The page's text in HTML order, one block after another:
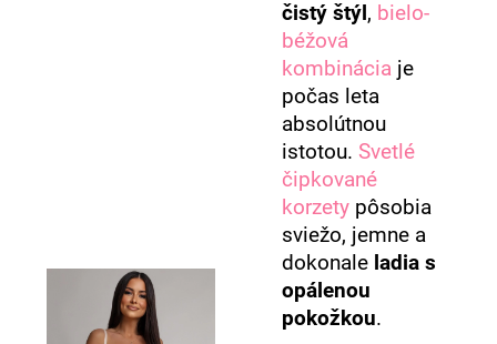
čistý štýl , bielo-
béžová
kombinácia je
počas leta
absolútnou
istotou. Svetlé
čipkované
korzety pôsobia
sviežo, jemne a
dokonale ladia s
opálenou
pokožkou.